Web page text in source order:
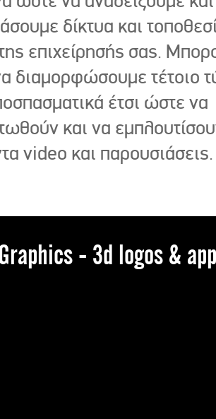
δίκτυα και
επιχείρησής σας.
διαμορφώσουμε τέτοιο
έτσι ώστε να
και να
video και παρουσιάσεις.
- 3d logos &